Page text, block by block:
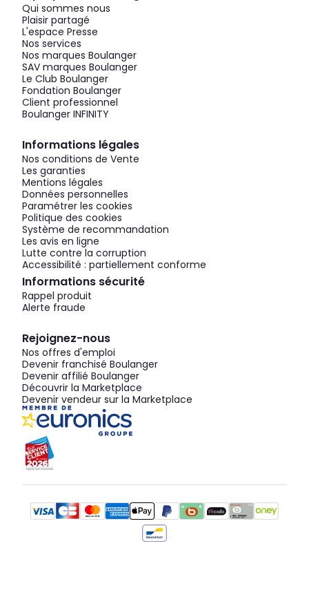
Qui sommes nous
Plaisir partagé
L'espace Presse
Nos services
Nos marques Boulanger
SAV marques Boulanger
Le Club Boulanger
Fondation Boulanger
Client professionnel
Boulanger INFINITY
Informations légales
Nos conditions de Vente
Les garanties
Mentions légales
Données personnelles
Paramétrer les cookies
Politique des cookies
Système de recommandation
Les avis en ligne
Lutte contre la corruption
Accessibilité : partiellement conforme
Informations sécurité
Rappel produit
Alerte fraude
Rejoignez-nous
Nos offres d'emploi
Devenir franchisé Boulanger
Devenir affilié Boulanger
Découvrir la Marketplace
Devenir vendeur sur la Marketplace